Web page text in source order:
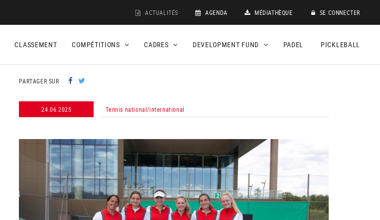
ACTUALITÉS AGENDA MÉDIATHÈQUE SE CONNECTER
CLASSEMENT COMPÉTITIONS CADRES DEVELOPMENT FUND PADEL PICKLEBALL
PARTAGER SUR
24.06.2025 Tennis national/international